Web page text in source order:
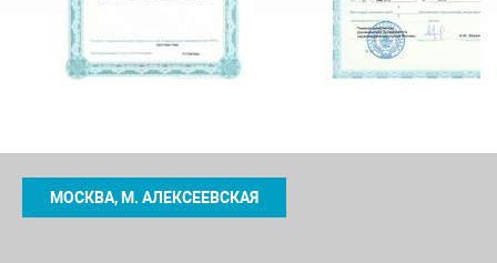
МОСКВА, М. АЛЕКСЕЕВСКАЯ